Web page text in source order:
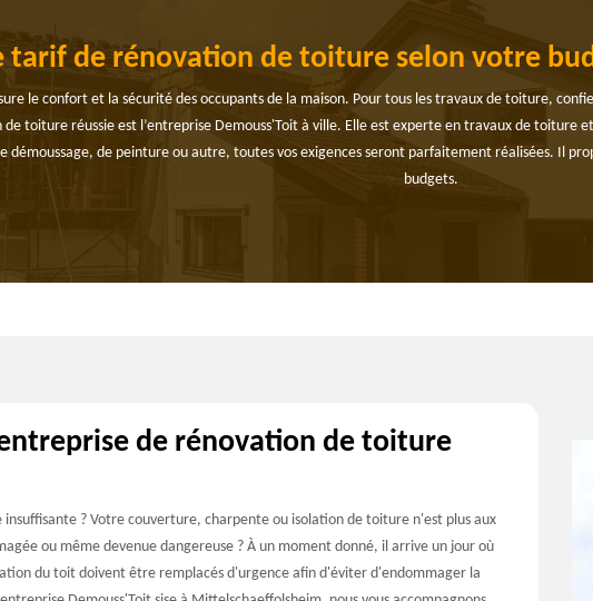
tarif de rénovation de toiture selon votre
le confort et la sécurité des occupants de la maison. Pour tous les travaux de toiture,
toiture réussie est l’entreprise Demouss'Toit à ville. Elle est experte en travaux de toiture
démoussage, de peinture ou autre, toutes vos exigences seront parfaitement réalisées. Il
budgets.
de rénovation de toiture
? Votre couverture, charpente ou isolation de toiture n'est plus aux
ou même devenue dangereuse ? À un moment donné, il arrive un jour où
du toit doivent être remplacés d'urgence afin d'éviter d'endommager la